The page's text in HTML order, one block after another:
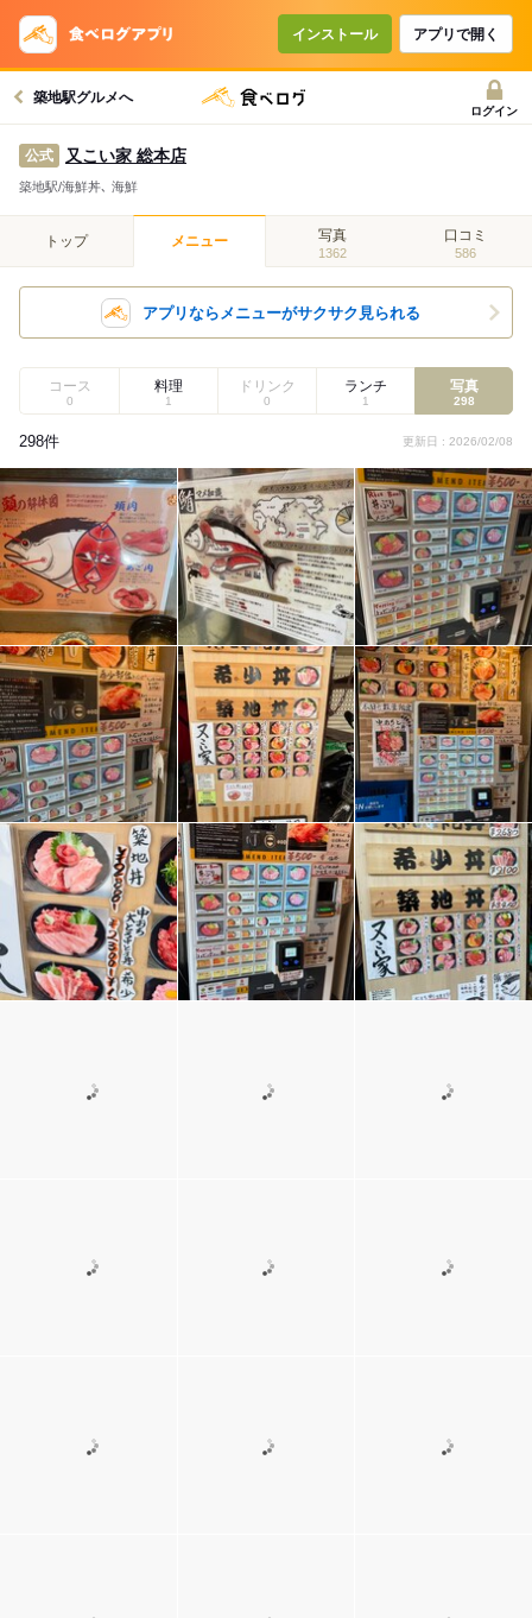
インストール アプリで開く
築地駅グルメへ
ログイン
公式 又こい家 総本店
築地駅/海鮮丼､ 海鮮
トップ メニュー 写真
1362
口コミ
586
アプリならメニューがサクサク見られる
コース
0
料理
1
ドリンク
0
ランチ
1
写真
298
298件 更新日 : 2026/02/08